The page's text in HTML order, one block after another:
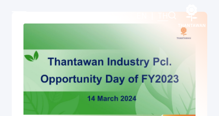
หน้าหลัก
เกี่ยวกับเรา